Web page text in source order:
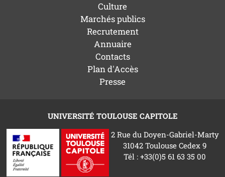
Culture
Marchés publics
Recrutement
Annuaire
Contacts
Plan d'Accès
Presse
UNIVERSITÉ TOULOUSE CAPITOLE
2 Rue du Doyen-Gabriel-Marty
31042 Toulouse Cedex 9
Tél : +33(0)5 61 63 35 00